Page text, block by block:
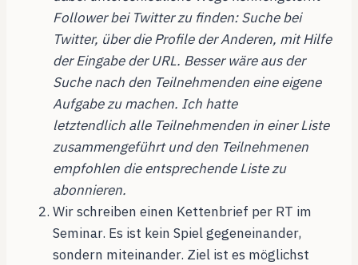
Follower bei Twitter zu finden: Suche bei
Twitter, über die Profile der Anderen, mit Hilfe
der Eingabe der URL. Besser wäre aus der
Suche nach den Teilnehmenden eine eigene
Aufgabe zu machen. Ich hatte
letztendlich alle Teilnehmenden in einer Liste
zusammengeführt und den Teilnehmenen
empfohlen die entsprechende Liste zu
abonnieren.
Wir schreiben einen Kettenbrief per RT im
Seminar. Es ist kein Spiel gegeneinander,
sondern miteinander. Ziel ist es möglichst